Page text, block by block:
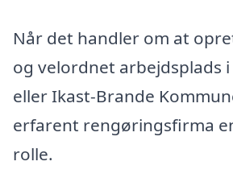
Når det handler om at
og velordnet arbejdsplads
eller Ikast-Brande
erfarent rengøringsfirma
rolle.